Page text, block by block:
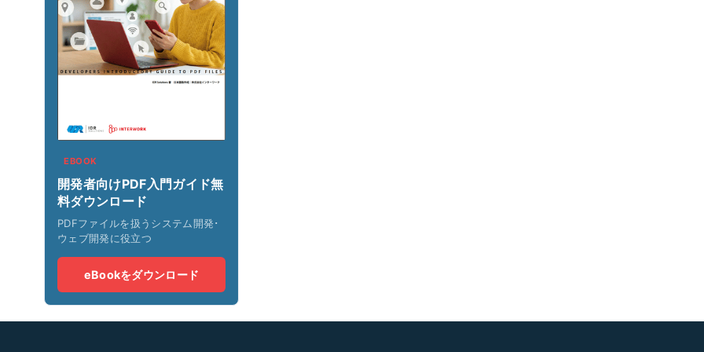
EBOOK
開発者向けPDF入門ガイド無
料ダウンロード
PDFファイルを扱うシステム開発･
ウェブ開発に役立つ
eBookをダウンロード